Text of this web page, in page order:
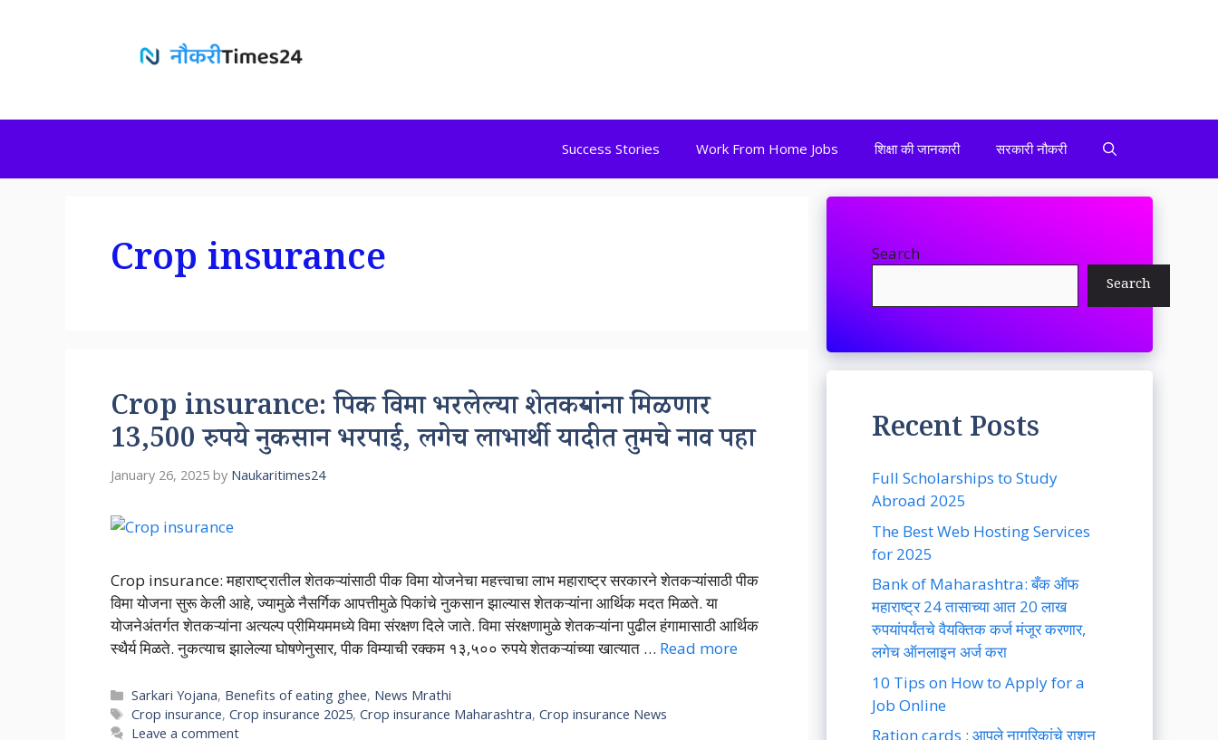
Success Stories Work From Home Jobs शिक्षा की जानकारी सरकारी नौकरी
Crop insurance
Crop insurance: पिक विमा भरलेल्या शेतकऱ्यांना मिळणार
13,500 रुपये नुकसान भरपाई, लगेच लाभार्थी यादीत तुमचे नाव पहा
January 26, 2025 by Naukaritimes24
Crop insurance: महाराष्ट्रातील शेतकऱ्यांसाठी पीक विमा योजनेचा महत्त्वाचा लाभ महाराष्ट्र सरकारने शेतकऱ्यांसाठी पीक
विमा योजना सुरू केली आहे, ज्यामुळे नैसर्गिक आपत्तीमुळे पिकांचे नुकसान झाल्यास शेतकऱ्यांना आर्थिक मदत मिळते. या
योजनेअंतर्गत शेतकऱ्यांना अत्यल्प प्रीमियममध्ये विमा संरक्षण दिले जाते. विमा संरक्षणामुळे शेतकऱ्यांना पुढील हंगामासाठी आर्थिक
स्थैर्य मिळते. नुकत्याच झालेल्या घोषणेनुसार, पीक विम्याची रक्कम १३,५०० रुपये शेतकऱ्यांच्या खात्यात … Read more
Categories
Sarkari Yojana, Benefits of eating ghee, News Mrathi
Tags
Crop insurance,Crop insurance 2025,Crop insurance Maharashtra,Crop insurance News
Leave a comment
Search
Search
Recent Posts
Full Scholarships to Study
Abroad 2025
The Best Web Hosting Services
for 2025
Bank of Maharashtra: बँक ऑफ
महाराष्ट्र 24 तासाच्या आत 20 लाख
रुपयांपर्यंतचे वैयक्तिक कर्ज मंजूर करणार,
लगेच ऑनलाइन अर्ज करा
10 Tips on How to Apply for a
Job Online
Ration cards ; आपले नागरिकांचे राशन